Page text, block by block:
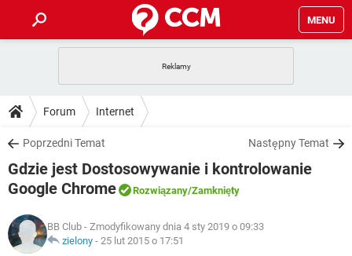
MENU
GRY
SPOTIFY
INSTAGRAM FACEBOOK
WINDOWS 10
PORADY
PlayStation
SPOTIFY
WINDOWS 10
DO POBRANIA
ANDROID TIKTOK
GRY WHATSAPP
IOS NETFLIX
INSTAGRAM
FORUM
GRY
ARTYKUŁY
COVID-19
Forum Internet
Poprzedni Temat Następny Temat
Gdzie jest Dostosowywanie i kontrolowanie
Google Chrome
Rozwiązany/Zamknięty
BB Club - Zmodyfikowany dnia 4 sty 2019 o 09:33
zielony - 25 lut 2015 o 17:51